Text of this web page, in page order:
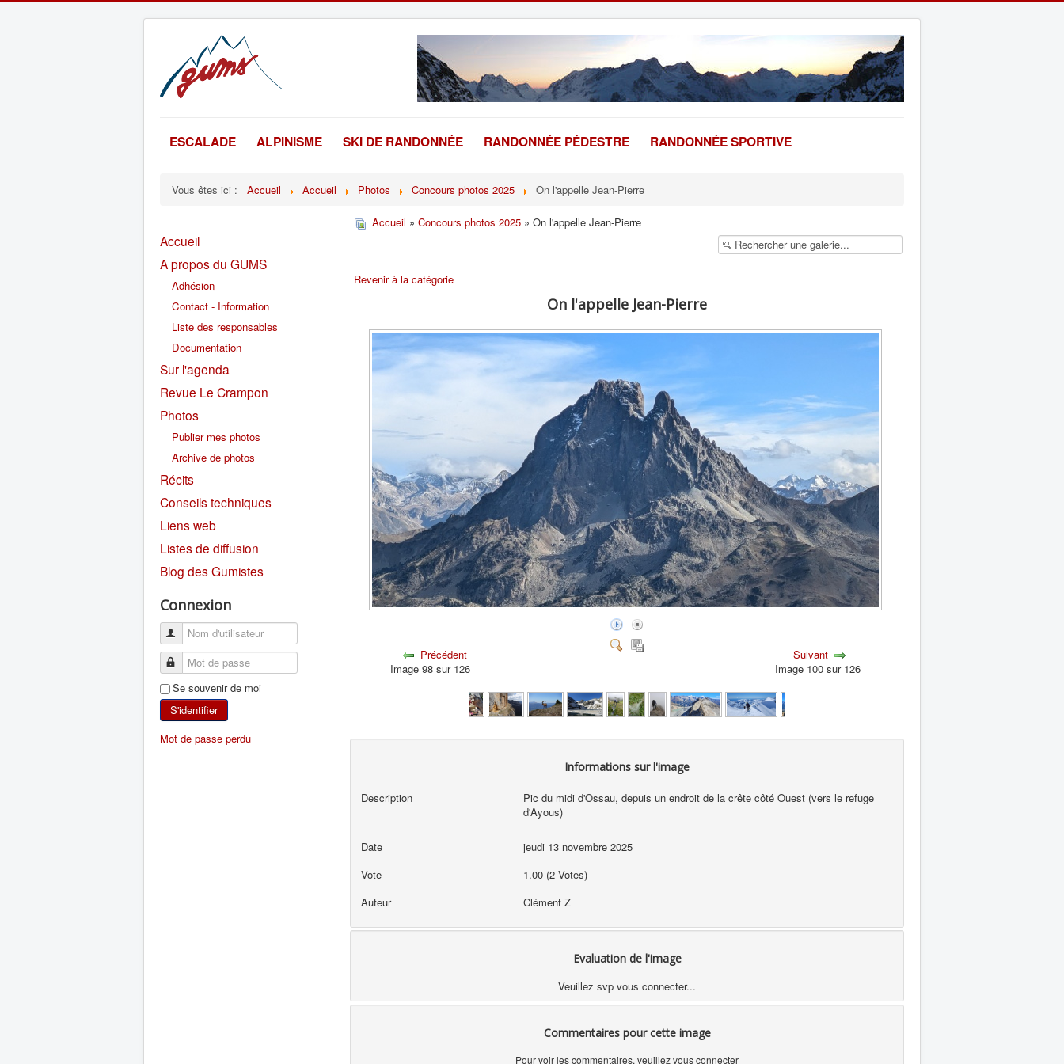
ESCALADE ALPINISME SKI DE RANDONNÉE RANDONNÉE PÉDESTRE RANDONNÉE SPORTIVE
Vous êtes ici : Accueil Accueil Photos Concours photos 2025 On l'appelle Jean-Pierre
Accueil
A propos du GUMS
Adhésion
Contact - Information
Liste des responsables
Documentation
Sur l'agenda
Revue Le Crampon
Photos
Publier mes photos
Archive de photos
Récits
Conseils techniques
Liens web
Listes de diffusion
Blog des Gumistes
Connexion
Se souvenir de moi
S'identifier
Mot de passe perdu
Accueil » Concours photos 2025 » On l'appelle Jean-Pierre
Revenir à la catégorie
On l'appelle Jean-Pierre
Précédent
Image 98 sur 126
Suivant
Image 100 sur 126
Informations sur l'image
Description
Pic du midi d'Ossau, depuis un endroit de la crête côté Ouest (vers le refuge
d'Ayous)
Date
jeudi 13 novembre 2025
Vote
1.00 (2 Votes)
Auteur
Clément Z
Evaluation de l'image
Veuillez svp vous connecter...
Commentaires pour cette image
Pour voir les commentaires, veuillez vous connecter